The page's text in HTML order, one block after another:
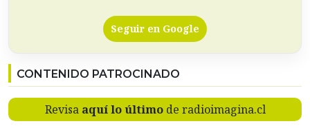
Seguir en Google
CONTENIDO PATROCINADO
Revisa aquí lo últimode radioimagina.cl